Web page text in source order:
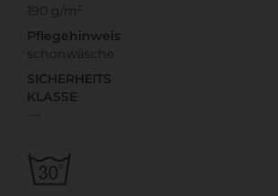
190 g/m²
Pflegehinweis
schonwäsche
SICHERHEITS
KLASSE